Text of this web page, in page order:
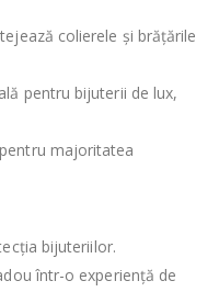
colierele și brățările
pentru bijuterii de lux,
majoritatea
bijuteriilor.
într-o experiență de